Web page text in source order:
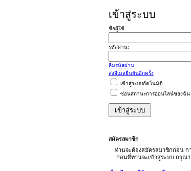
เข้าสู่ระบบ
ชื่อผู้ใช้:
รหัสผ่าน:
ลืมรหัสผ่าน
ส่งอีเมลยืนยันอีกครั้ง
เข้าสู่ระบบอัตโนมัติ
ซ่อนสถานะการออนไลน์ของฉัน
สมัครสมาชิก
ท่านจะต้องสมัครสมาชิกก่อน ก
ก่อนที่ท่านจะเข้าสู่ระบบ กรุณา